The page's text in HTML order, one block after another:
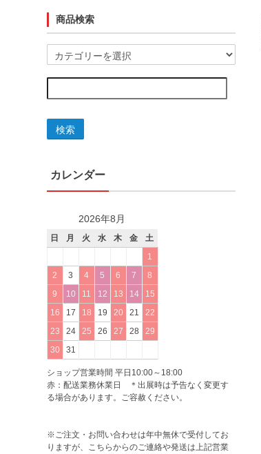
商品検索
検索
カレンダー
2026年8月
日 月 火 水 木 金
土
1
2
3 4 5 6 7
8
9
10 11 12 13 14
15
16
17 18 19 20 21
22
23
24 25 26 27 28
29
30
31
ショップ営業時間 平日10:00～18:00
赤：配送業務休業日 ＊出展時は予告なく変更す
る場合があります。ご容赦ください。
※ご注文・お問い合わせは年中無休で受付してお
りますが、こちらからのご連絡や発送は上記営業